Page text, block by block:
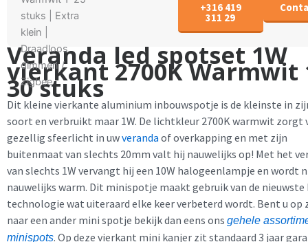
Veranda led spotset 1W
vierkant 2700K Warmwit
30 stuks
Dit kleine vierkante aluminium inbouwspotje is de kleinste in
soort en verbruikt maar 1W. De lichtkleur 2700K warmwit zorgt
gezellig sfeerlicht in uwveranda of overkapping en met zijn
buitenmaat van slechts 20mm valt hij nauwelijks op! Met het
van slechts 1W vervangt hij een 10W halogeenlampje en wordt
nauwelijks warm. Dit minispotje maakt gebruik van de nieuwste
technologie wat uiteraard elke keer verbeterd wordt. Bent u op
naar een ander mini spotje bekijk dan eens ons gehele
minispots. Op deze vierkant mini kanjer zit standaard 3 jaar
+316 419
311 29